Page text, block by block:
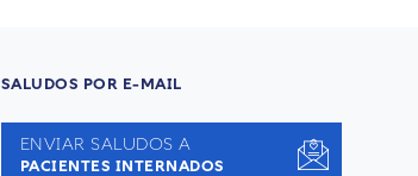
SALUDOS POR E-MAIL
ENVIAR SALUDOS A
PACIENTES INTERNADOS